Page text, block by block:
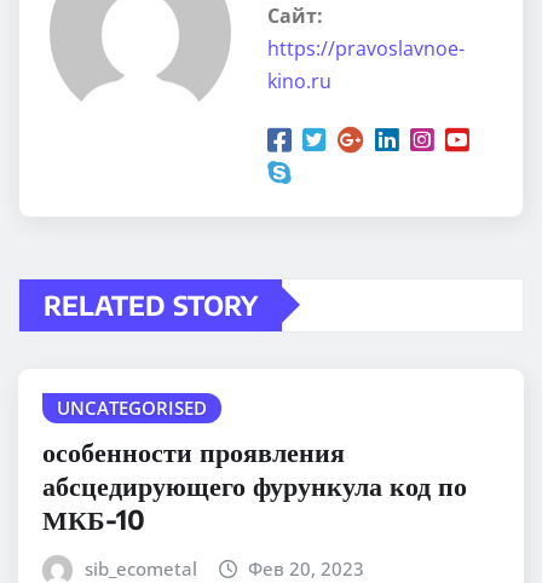
Сайт:
https://pravoslavnoe-
kino.ru
RELATED STORY
UNCATEGORISED
особенности проявления
абсцедирующего фурункула код по
МКБ-10
sib_ecometal Фев 20, 2023